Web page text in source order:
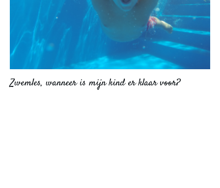
Zwemles, wanneer is mijn kind er klaar voor?